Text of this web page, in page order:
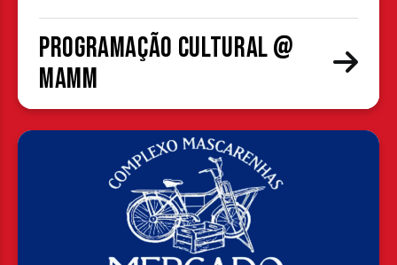
Programação cultural @
MAMM